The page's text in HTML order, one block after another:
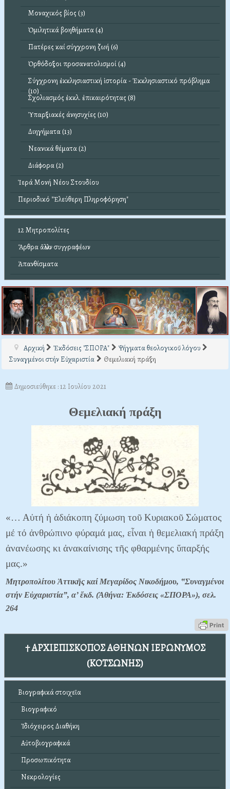
Μοναχικός βίος (3)
Ὁμιλητικά βοηθήματα (4)
Πατέρες καί σύγχρονη ζωή (6)
Ὀρθόδοξοι προσανατολισμοί (4)
Σύγχρονη ἐκκλησιαστική ἱστορία - Ἐκκλησιαστικό πρόβλημα
(10)
Σχολιασμός ἐκκλ. ἐπικαιρότητας (8)
Ὑπαρξιακές άνησυχίες (10)
Διηγήματα (13)
Νεανικά θέματα (2)
Διάφορα (2)
Ἱερά Μονή Νέου Στουδίου
Περιοδικό "Ἐλεύθερη Πληροφόρηση"
12 Μητροπολίτες
Ἄρθρα ἄλλων συγγραφέων
Ἀπανθίσματα
Αρχική Ἐκδόσεις "ΣΠΟΡΑ"
Ψήγματα θεολογικοῦ λόγου
Συναγμένοι στήν Εὐχαριστία
Θεμελιακή πράξη
Δημοσιεύθηκε : 12 Ιουλίου 2021
Θεμελιακή πράξη
«… Αὐτή ἡ ἀδιάκοπη ζύμωση τοῦ Κυριακοῦ Σώματος
μέ τό ἀνθρώπινο φύραμά μας, εἶναι ἡ θεμελιακή πράξη
ἀνανέωσης κι ἀνακαίνισης τῆς φθαρμένης ὕπαρξής
μας.»
Μητροπολίτου Ἀττικῆς καί Μεγαρίδος Νικοδήμου, ‟Συναγμένοι
στήν Εὐχαριστία”, α’ ἔκδ. (Ἀθήνα: Ἐκδόσεις «ΣΠΟΡΑ»), σελ.
264
† ΑΡΧΙΕΠΙΣΚΟΠΟΣ ΑΘΗΝΩΝ ΙΕΡΩΝΥΜΟΣ
(ΚΟΤΣΩΝΗΣ)
Βιογραφικά στοιχεῖα
Βιογραφικό
Ἰδιόχειρος Διαθήκη
Αὐτοβιογραφικά
Προσωπικότητα
Νεκρολογίες